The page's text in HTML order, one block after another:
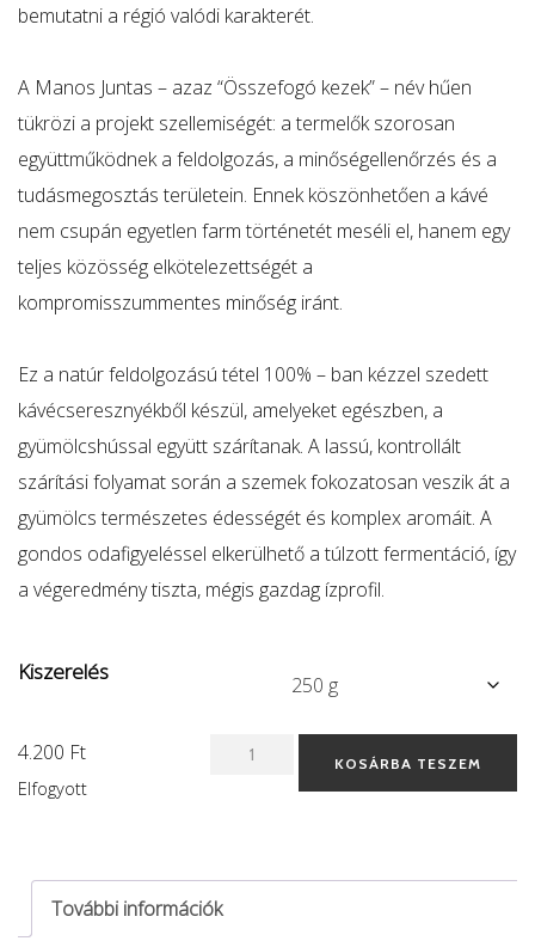
bemutatni a régió valódi karakterét.
A Manos Juntas – azaz “Összefogó kezek” – név hűen
tükrözi a projekt szellemiségét: a termelők szorosan
együttműködnek a feldolgozás, a minőségellenőrzés és a
tudásmegosztás területein. Ennek köszönhetően a kávé
nem csupán egyetlen farm történetét meséli el, hanem egy
teljes közösség elkötelezettségét a
kompromisszummentes minőség iránt.
Ez a natúr feldolgozású tétel 100% – ban kézzel szedett
kávécseresznyékből készül, amelyeket egészben, a
gyümölcshússal együtt szárítanak. A lassú, kontrollált
szárítási folyamat során a szemek fokozatosan veszik át a
gyümölcs természetes édességét és komplex aromáit. A
gondos odafigyeléssel elkerülhető a túlzott fermentáció, így
a végeredmény tiszta, mégis gazdag ízprofil.
Kiszerelés
4.200 Ft
Elfogyott
Colombia
natúr
KOSÁRBA TESZEM
További információk